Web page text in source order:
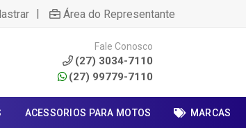
| Área do Representante
Fale Conosco
(27) 3034-7110
(27) 99779-7110
ACESSORIOS PARA MOTOS MARCAS